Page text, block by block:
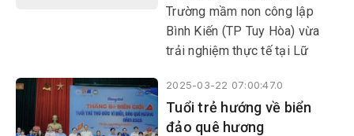
Trường mầm non công lập
Bình Kiến (TP Tuy Hòa) vừa
trải nghiệm thực tế tại Lữ
đơn vị đứng chân trên địa bàn
xã Bình Kiến.
2025-03-22 07:00:47.0
Tuổi trẻ hướng về biển
đảo quê hương